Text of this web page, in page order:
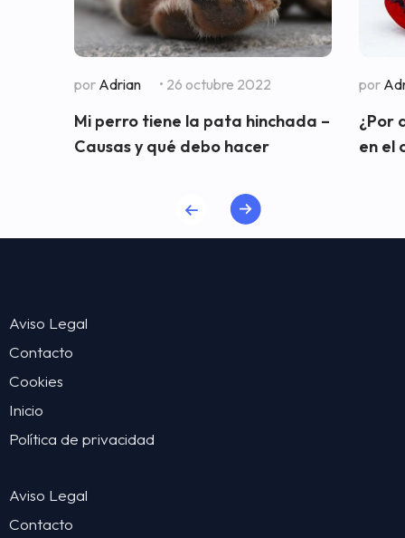
por Adrian • 26 octubre 2022
Mi perro tiene la pata hinchada –
Causas y qué debo hacer
por
¿Por
en el
Aviso Legal
Contacto
Cookies
Inicio
Política de privacidad
Aviso Legal
Contacto